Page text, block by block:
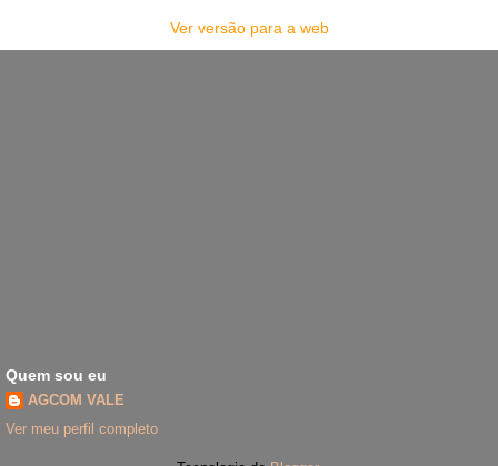
Ver versão para a web
Quem sou eu
AGCOM VALE
Ver meu perfil completo